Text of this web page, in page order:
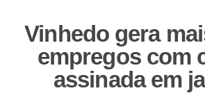
Vinhedo gera
empregos com
assinada em